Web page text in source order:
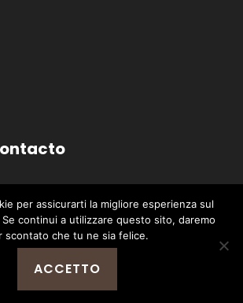
| © Tutti i diritti riservati -
per assicurarti la migliore esperienza sul
continui a utilizzare questo sito, daremo
scontato che tu ne sia felice.
ACCETTO